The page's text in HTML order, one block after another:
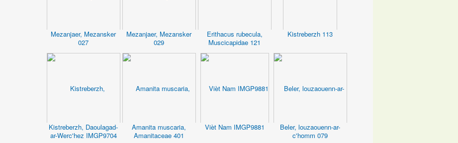
Mezanjaer, Mezansker
027
Mezanjaer, Mezansker
029
Erithacus rubecula,
Muscicapidae 121
Kistreberzh 113
Kistreberzh, Daoulagad-
ar-Werc'hez IMGP9704
Amanita muscaria,
Amanitaceae 401
Vièt Nam IMGP9881
Beler, louzaouenn-ar-
c'homm 079